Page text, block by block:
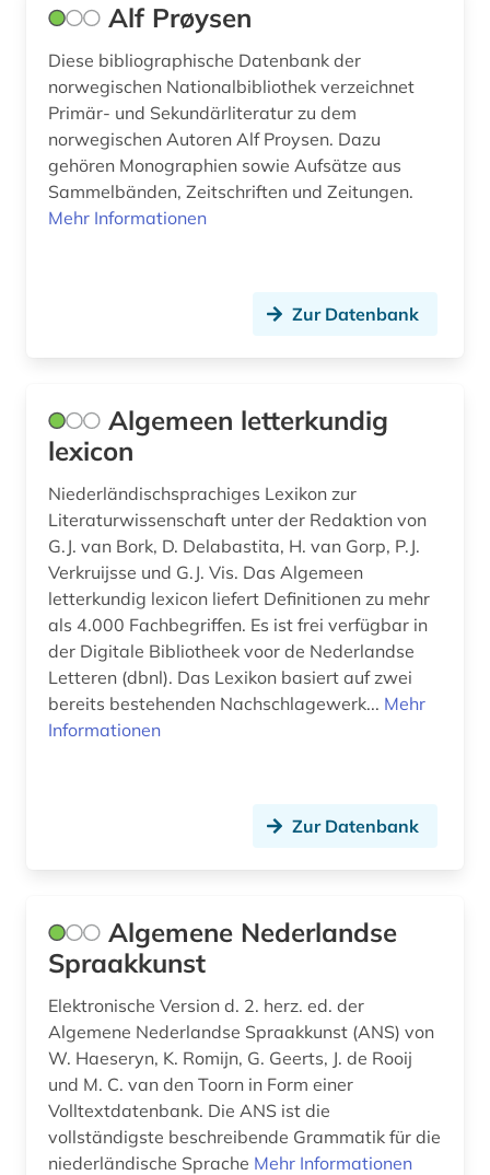
druck (1)
druckwerk (4)
dänemark (23)
dänisch (35)
dörry (1)
edelfelt, albert | maler (1)
edition (3)
elektronische publikation (1)
elektronische zeitschrift (4)
elektronisches buch (24)
elektronisches publizieren (1)
emigration (1)
enzyklopädie (2)
erlebnisbericht (3)
ernst (1)
ernst theodor amadeus (1)
Alf Prøysen
Diese bibliographische Datenbank der
norwegischen Nationalbibliothek verzeichnet
Primär- und Sekundärliteratur zu dem
norwegischen Autoren Alf Proysen. Dazu
gehören Monographien sowie Aufsätze aus
Sammelbänden, Zeitschriften und Zeitungen.
Mehr Informationen
Zur Datenbank
Algemeen letterkundig
lexicon
Niederländischsprachiges Lexikon zur
Literaturwissenschaft unter der Redaktion von
G.J. van Bork, D. Delabastita, H. van Gorp, P.J.
Verkruijsse und G.J. Vis. Das Algemeen
letterkundig lexicon liefert Definitionen zu mehr
als 4.000 Fachbegriffen. Es ist frei verfügbar in
der Digitale Bibliotheek voor de Nederlandse
Letteren (dbnl). Das Lexikon basiert auf zwei
bereits bestehenden Nachschlagewerk... Mehr
Informationen
Zur Datenbank
Algemene Nederlandse
Spraakkunst
Elektronische Version d. 2. herz. ed. der
Algemene Nederlandse Spraakkunst (ANS) von
W. Haeseryn, K. Romijn, G. Geerts, J. de Rooij
und M. C. van den Toorn in Form einer
Volltextdatenbank. Die ANS ist die
vollständigste beschreibende Grammatik für die
niederländische Sprache Mehr Informationen